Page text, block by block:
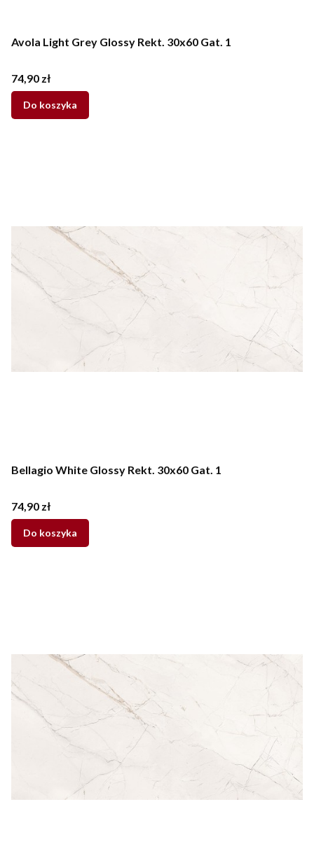
Avola Light Grey Glossy Rekt. 30x60 Gat. 1
Cena
74,90 zł
Do koszyka
Bellagio White Glossy Rekt. 30x60 Gat. 1
Cena
74,90 zł
Do koszyka